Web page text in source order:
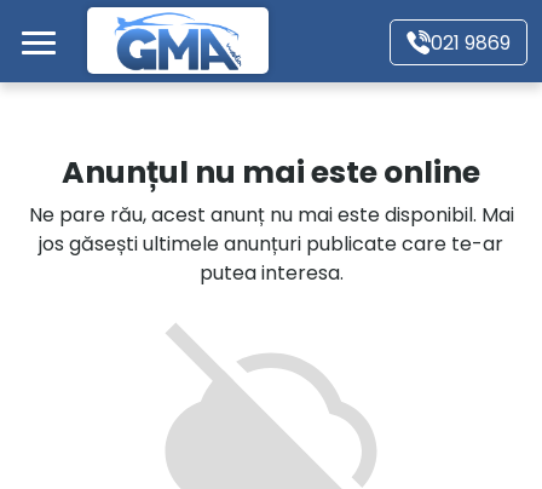
Mergi direct la conținutul principal
021 9869
Autoturisme
Motociclete
Autoutilitare
Alte tipuri vehicule
Anunțul nu mai este online
Ne pare rău, acest anunț nu mai este disponibil. Mai
jos găsești ultimele anunțuri publicate care te-ar
putea interesa.